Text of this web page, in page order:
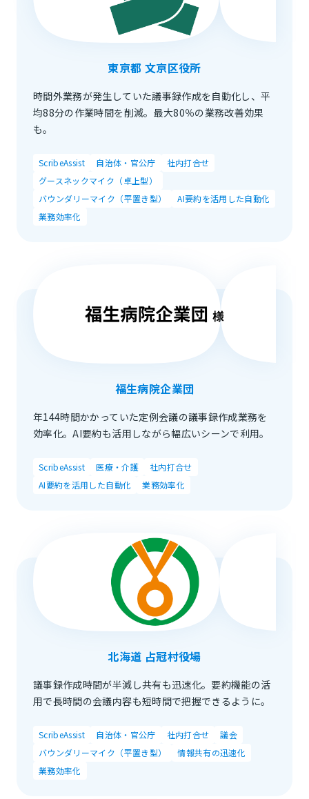
東京都 文京区役所
時間外業務が発生していた議事録作成を自動化し、平
均88分の作業時間を削減。最大80％の業務改善効果
も。
ScribeAssist 自治体・官公庁
社内打合せ
グースネックマイク（卓上型）
バウンダリーマイク（平置き型）
AI要約を活用した自動化
業務効率化
福生病院企業団
年144時間かかっていた定例会議の議事録作成業務を
効率化。AI要約も活用しながら幅広いシーンで利用。
ScribeAssist 医療・介護
社内打合せ
AI要約を活用した自動化
業務効率化
北海道 占冠村役場
議事録作成時間が半減し共有も迅速化。要約機能の活
用で長時間の会議内容も短時間で把握できるように。
ScribeAssist 自治体・官公庁 社内打合せ
議会
バウンダリーマイク（平置き型）
情報共有の迅速化
業務効率化